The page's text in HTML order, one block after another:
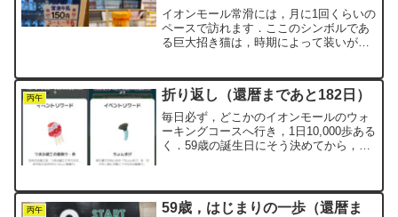
イオンモール常滑には，月に1回くらいの
ペースで訪れます．ここのシンボルであ
る巨大招き猫は，時期によって装いが変
てみると……予想通り，すっかり「クリ
スマス」モードに着替え...
丙午 折り返し（還暦まであと182日）
毎日必ず，どこかのイオンモールのウォ
ーキングコースへ行き，1日10,000歩ある
く．59歳の誕生日にそう決めてから，ち
います．井上新八さんの『続ける思考』
にある通り，「...
丙午
59歳，はじまりの一歩（還暦ま